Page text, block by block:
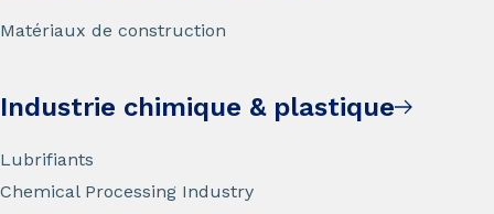
Matériaux de construction
Industrie chimique & plastique
Lubrifiants
Chemical Processing Industry